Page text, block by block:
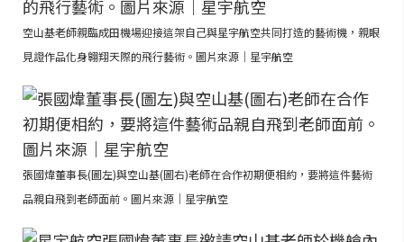
空山基老師親臨成田機場迎接這架自己與星宇航空共同打造的藝術機，親眼
見證作品化身翱翔天際的飛行藝術。圖片來源｜星宇航空
張國煒董事長(圖左)與空山基(圖右)老師在合作初期便相約，要將這件藝術
品親自飛到老師面前。圖片來源｜星宇航空